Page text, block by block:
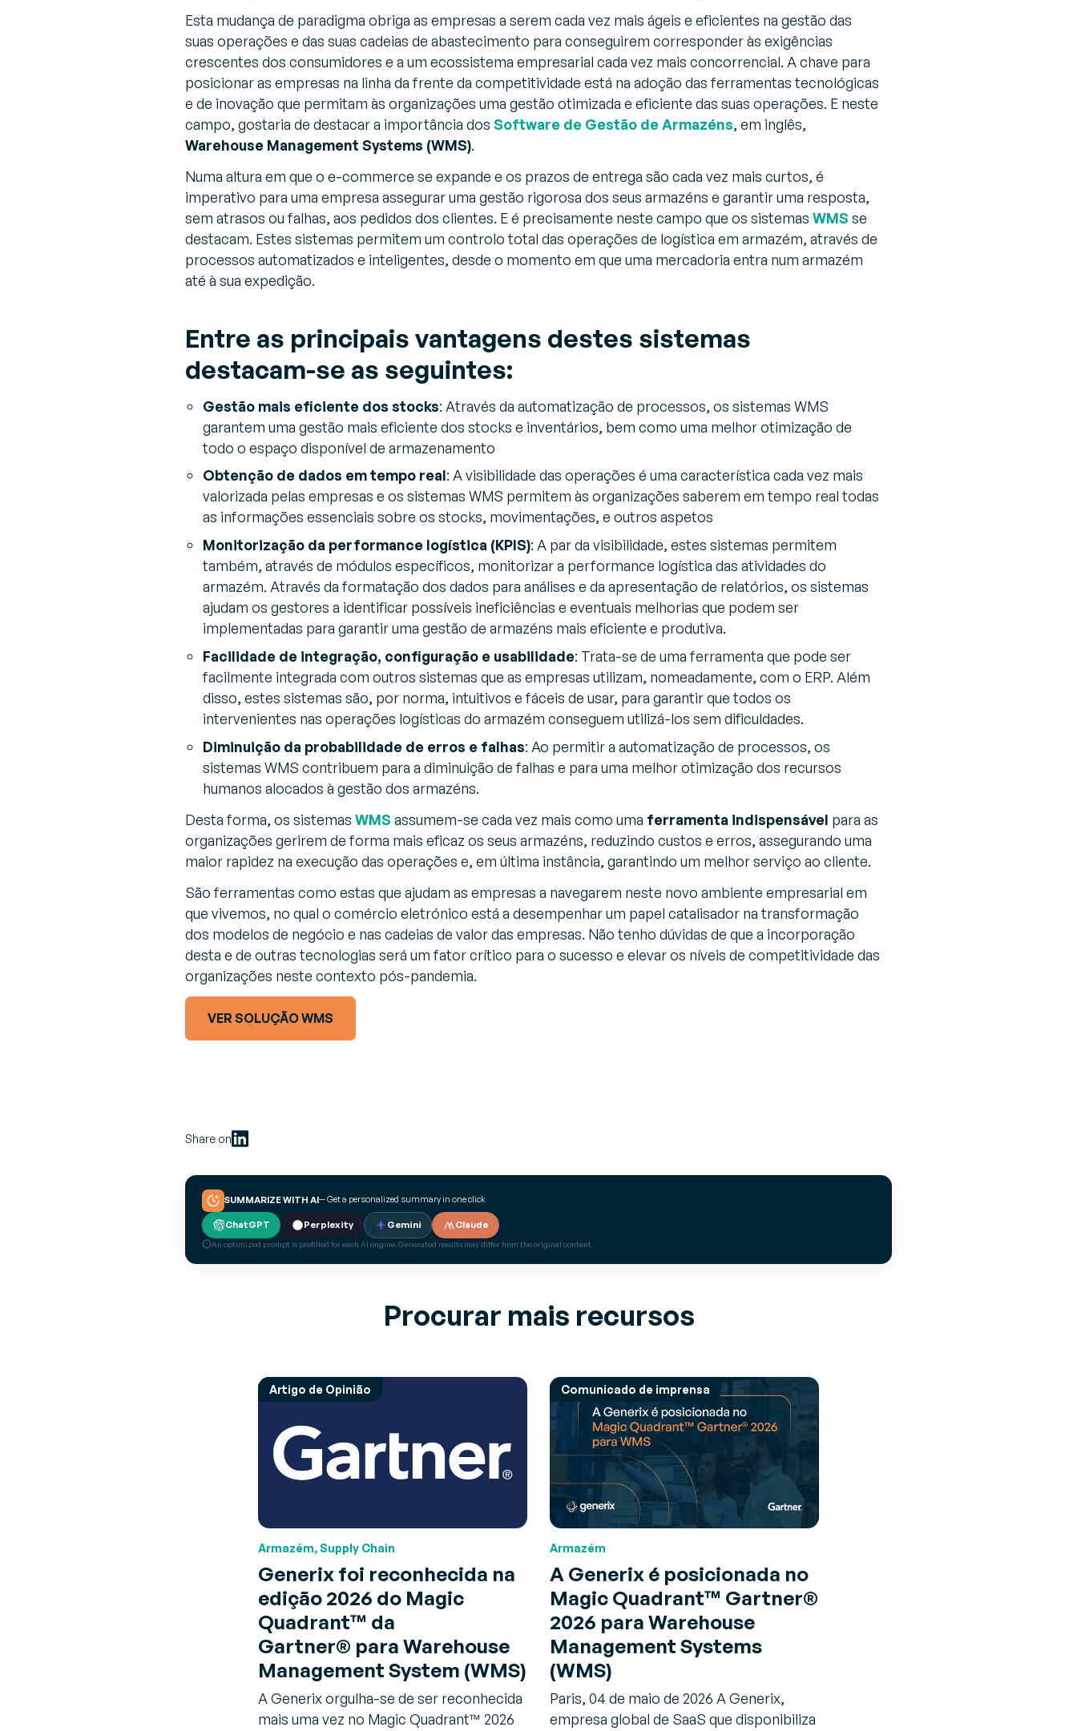
Esta mudança de paradigma obriga as empresas a serem cada vez mais ágeis e eficientes na gestão das
suas operações e das suas cadeias de abastecimento para conseguirem corresponder às exigências
crescentes dos consumidores e a um ecossistema empresarial cada vez mais concorrencial. A chave para
posicionar as empresas na linha da frente da competitividade está na adoção das ferramentas tecnológicas
e de inovação que permitam às organizações uma gestão otimizada e eficiente das suas operações. E neste
campo, gostaria de destacar a importância dos Software de Gestão de Armazéns, em inglês,
Warehouse Management Systems (WMS).
Numa altura em que o e-commerce se expande e os prazos de entrega são cada vez mais curtos, é
imperativo para uma empresa assegurar uma gestão rigorosa dos seus armazéns e garantir uma resposta,
sem atrasos ou falhas, aos pedidos dos clientes. E é precisamente neste campo que os sistemas WMS se
destacam. Estes sistemas permitem um controlo total das operações de logística em armazém, através de
processos automatizados e inteligentes, desde o momento em que uma mercadoria entra num armazém
até à sua expedição.
Entre as principais vantagens destes sistemas
destacam-se as seguintes:
Gestão mais eficiente dos stocks: Através da automatização de processos, os sistemas WMS
garantem uma gestão mais eficiente dos stocks e inventários, bem como uma melhor otimização de
todo o espaço disponível de armazenamento
Obtenção de dados em tempo real: A visibilidade das operações é uma característica cada vez mais
valorizada pelas empresas e os sistemas WMS permitem às organizações saberem em tempo real todas
as informações essenciais sobre os stocks, movimentações, e outros aspetos
Monitorização da performance logística (KPIS): A par da visibilidade, estes sistemas permitem
também, através de módulos específicos, monitorizar a performance logística das atividades do
armazém. Através da formatação dos dados para análises e da apresentação de relatórios, os sistemas
ajudam os gestores a identificar possíveis ineficiências e eventuais melhorias que podem ser
implementadas para garantir uma gestão de armazéns mais eficiente e produtiva.
Facilidade de integração, configuração e usabilidade: Trata-se de uma ferramenta que pode ser
facilmente integrada com outros sistemas que as empresas utilizam, nomeadamente, com o ERP. Além
disso, estes sistemas são, por norma, intuitivos e fáceis de usar, para garantir que todos os
intervenientes nas operações logísticas do armazém conseguem utilizá-los sem dificuldades.
Diminuição da probabilidade de erros e falhas: Ao permitir a automatização de processos, os
sistemas WMS contribuem para a diminuição de falhas e para uma melhor otimização dos recursos
humanos alocados à gestão dos armazéns.
Desta forma, os sistemas WMS assumem-se cada vez mais como uma ferramenta indispensável para as
organizações gerirem de forma mais eficaz os seus armazéns, reduzindo custos e erros, assegurando uma
maior rapidez na execução das operações e, em última instância, garantindo um melhor serviço ao cliente.
São ferramentas como estas que ajudam as empresas a navegarem neste novo ambiente empresarial em
que vivemos, no qual o comércio eletrónico está a desempenhar um papel catalisador na transformação
dos modelos de negócio e nas cadeias de valor das empresas. Não tenho dúvidas de que a incorporação
desta e de outras tecnologias será um fator crítico para o sucesso e elevar os níveis de competitividade das
organizações neste contexto pós-pandemia.
VER SOLUÇÃO WMS
Share on
SUMMARIZE WITH AI— Get a personalized summary in one click
ChatGPT Perplexity Gemini Claude
An optimized prompt is prefilled for each AI engine. Generated results may differ from the original content.
Procurar mais recursos
Artigo de Opinião
Armazém, Supply Chain
Generix foi reconhecida na
edição 2026 do Magic
Quadrant™ da
Gartner® para Warehouse
Management System (WMS)
A Generix orgulha-se de ser reconhecida
mais uma vez no Magic Quadrant™ 2026
Comunicado de imprensa
Armazém
A Generix é posicionada no
Magic Quadrant™ Gartner®
2026 para Warehouse
Management Systems
(WMS)
Paris, 04 de maio de 2026 A Generix,
empresa global de SaaS que disponibiliza